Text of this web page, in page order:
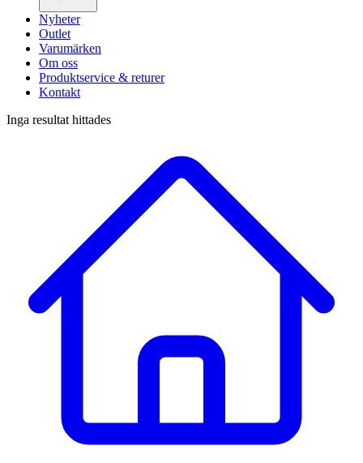
Nyheter
Outlet
Varumärken
Om oss
Produktservice & returer
Kontakt
Inga resultat hittades